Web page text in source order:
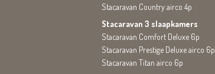
Stacaravan Country airco 4p
Stacaravan 3 slaapkamers
Stacaravan Comfort Deluxe 6p
Stacaravan Prestige Deluxe airco 6p
Stacaravan Titan airco 6p